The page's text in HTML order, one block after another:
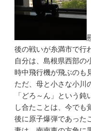
後の戦いが糸満市で行
自分は、島根県西部の
時中飛行機が飛ぶのも
ただ、母と小さな小川
「どろ～ん」という
し合たことは、今でも
後に原子爆弾であった